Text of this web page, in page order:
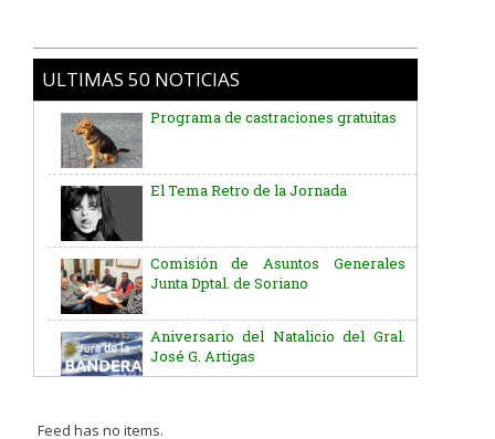
ULTIMAS 50 NOTICIAS
Programa de castraciones gratuitas
El Tema Retro de la Jornada
Comisión de Asuntos Generales
Junta Dptal. de Soriano
Aniversario del Natalicio del Gral.
José G. Artigas
Feed has no items.